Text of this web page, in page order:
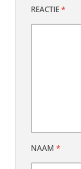
REACTIE *
NAAM *